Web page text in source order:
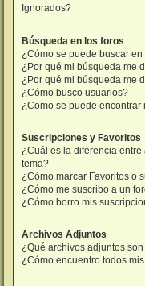
Ignorados?
Búsqueda en los foros
¿Cómo se puede buscar
¿Por qué mi búsqueda me
¿Por qué mi búsqueda me
¿Cómo busco usuarios?
¿Como se puede
Suscripciones y Favoritos
¿Cuál es la diferencia
tema?
¿Cómo marcar Favoritos o
¿Cómo me suscribo a un
¿Cómo borro mis
Archivos Adjuntos
¿Qué archivos adjuntos
¿Cómo encuentro todos